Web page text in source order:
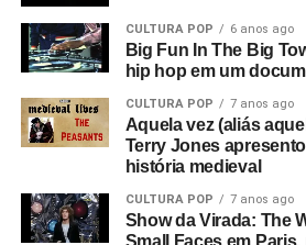
CULTURA POP 6 anos ago
Big Fun In The Big
hip hop em um
CULTURA POP 7 anos ago
Aquela vez (aliás
Terry Jones
história medieval
CULTURA POP 7 anos ago
Show da Virada: The